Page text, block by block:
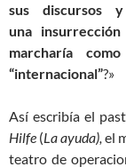
sus discursos y
una insurrección
marcharía
“internacional”?»
Así escribía el
Hilfe (Laayuda), el
teatro de